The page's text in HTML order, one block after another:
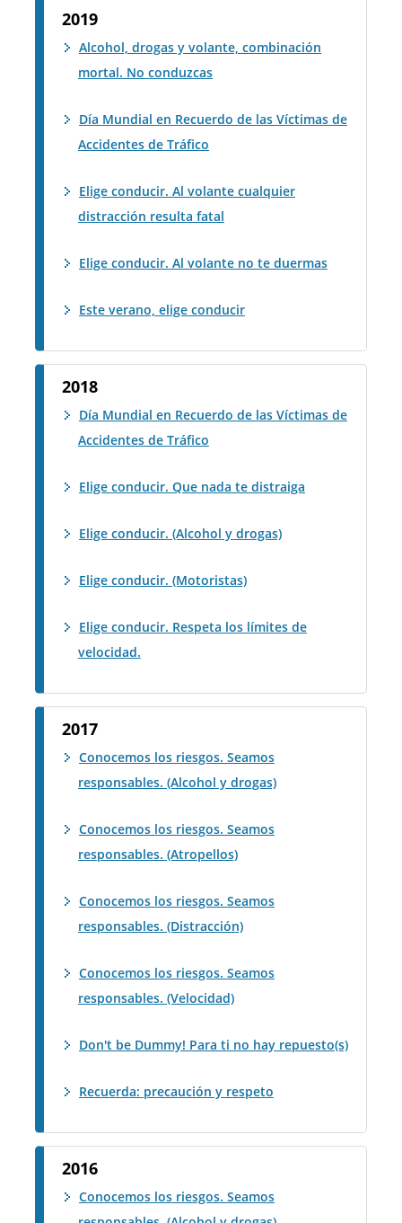
2019
Alcohol, drogas y volante, combinación
mortal. No conduzcas
Día Mundial en Recuerdo de las Víctimas de
Accidentes de Tráfico
Elige conducir. Al volante cualquier
distracción resulta fatal
Elige conducir. Al volante no te duermas
Este verano, elige conducir
2018
Día Mundial en Recuerdo de las Víctimas de
Accidentes de Tráfico
Elige conducir. Que nada te distraiga
Elige conducir. (Alcohol y drogas)
Elige conducir. (Motoristas)
Elige conducir. Respeta los límites de
velocidad.
2017
Conocemos los riesgos. Seamos
responsables. (Alcohol y drogas)
Conocemos los riesgos. Seamos
responsables. (Atropellos)
Conocemos los riesgos. Seamos
responsables. (Distracción)
Conocemos los riesgos. Seamos
responsables. (Velocidad)
Don't be Dummy! Para ti no hay repuesto(s)
Recuerda: precaución y respeto
2016
Conocemos los riesgos. Seamos